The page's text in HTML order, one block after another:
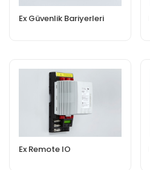
Ex Güvenlik Bariyerleri
Ex Remote IO